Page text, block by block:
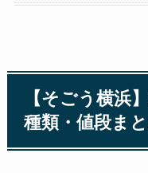
【そごう横浜
種類・値段ま